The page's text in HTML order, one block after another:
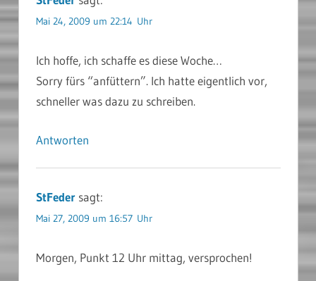
Mai 24, 2009 um 22:14 Uhr
Ich hoffe, ich schaffe es diese Woche…
Sorry fürs “anfüttern”. Ich hatte eigentlich vor,
schneller was dazu zu schreiben.
Antworten
StFeder sagt:
Mai 27, 2009 um 16:57 Uhr
Morgen, Punkt 12 Uhr mittag, versprochen!